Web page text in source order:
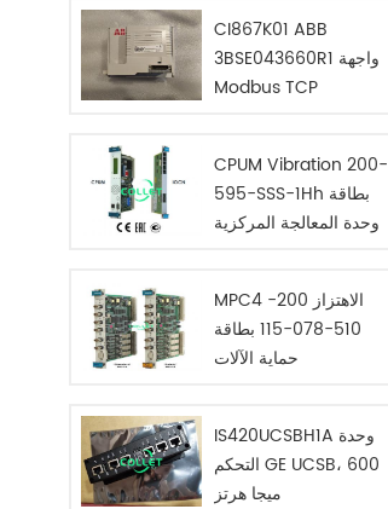
CI867K01 ABB
3BSE043660R1 واجهة
Modbus TCP
CPUM Vibration 200-
595-SSS-1Hh بطاقة
وحدة المعالجة المركزية
MPC4 الاهتزاز 200-
510-078-115 بطاقة
حماية الآلات
IS420UCSBH1A وحدة
التحكم GE UCSB، 600
ميجا هرتز